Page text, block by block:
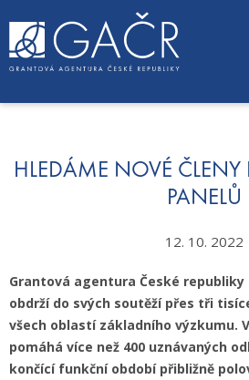
o
HLEDÁME NOVÉ
PANELŮ
12. 10. 2022
Grantová agentura České republiky
obdrží do svých soutěží přes tři
všech oblastí základního výzkumu.
pomáhá více než 400 uznávaných
končící funkční období přibližně